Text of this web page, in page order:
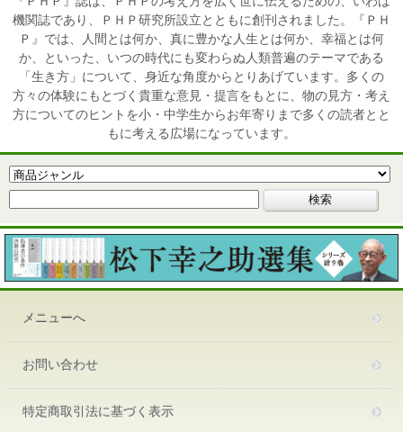
機関誌であり、ＰＨＰ研究所設立とともに創刊されました。『ＰＨ
Ｐ』では、人間とは何か、真に豊かな人生とは何か、幸福とは何
か、といった、いつの時代にも変わらぬ人類普遍のテーマである
「生き方」について、身近な角度からとりあげています。多くの
方々の体験にもとづく貴重な意見・提言をもとに、物の見方・考え
方についてのヒントを小・中学生からお年寄りまで多くの読者とと
もに考える広場になっています。
メニューへ
お問い合わせ
特定商取引法に基づく表示